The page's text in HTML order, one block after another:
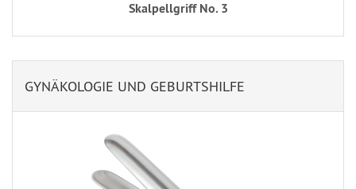
Skalpellgriff No. 3
GYNÄKOLOGIE UND GEBURTSHILFE